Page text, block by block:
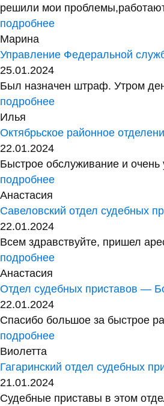
решили мои
подробнее
Марина
Управление Федеральной
25.01.2024
Был назначен штраф. Утром
подробнее
Илья
Октябрьское районное
22.01.2024
Быстрое обслуживание и
подробнее
Анастасия
Савеловский отдел судебных
22.01.2024
Всем здравствуйте, пришел
подробнее
Анастасия
Отдел судебных приставов —
22.01.2024
Спасибо большое за быстрое
подробнее
Виолетта
Гагаринский отдел судебных
21.01.2024
Судебные приставы в этом